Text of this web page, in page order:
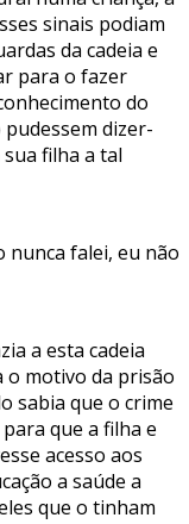
sinais podiam
da cadeia e
para o fazer
do
dizer-
filha a tal
nunca falei, eu não
a esta cadeia
o motivo da prisão
sabia que o crime
que a filha e
acesso aos
a saúde a
que o tinham